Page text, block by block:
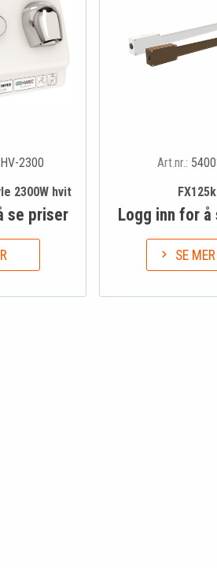
2300
2300W hvit
se priser
Art.nr.:
FX125k
Logg inn for
SE MER